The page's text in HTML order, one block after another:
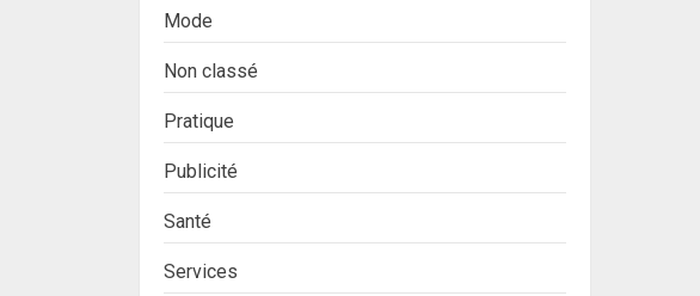
Mode
Non classé
Pratique
Publicité
Santé
Services